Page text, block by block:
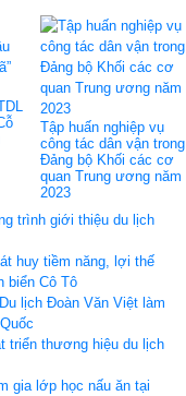
Tập huấn nghiệp vụ
công tác dân vận trong
Đảng bộ Khối các cơ
quan Trung ương năm
2023
trình giới thiệu du lịch
huy tiềm năng, lợi thế
biển Cô Tô
lịch Đoàn Văn Việt làm
triển thương hiệu du lịch
gia lớp học nấu ăn tại